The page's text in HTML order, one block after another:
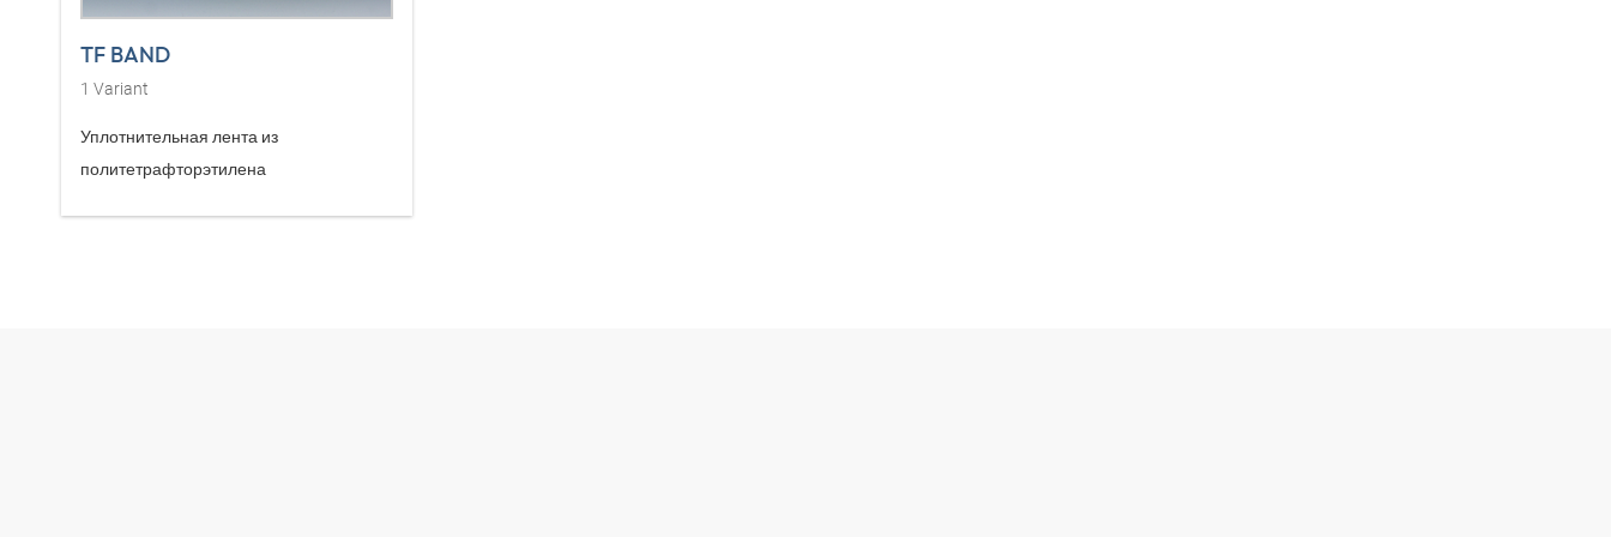
TF BAND
1 Variant
Уплотнительная лента из
политетрафторэтилена